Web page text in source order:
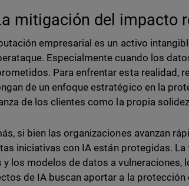
mitigación del impacto
empresarial es un activo
Especialmente cuando los
Para enfrentar esta realidad,
de un enfoque estratégico en la
de los clientes como la propia
si bien las organizaciones avanzan
iniciativas con IA están protegidas.
y los modelos de datos a vulneraciones,
de IA buscan aportar a la protección